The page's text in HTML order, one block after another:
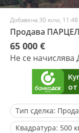
Добавена 30 юли, 11:48
Продава
65 000 €
Не се начислява
Тип сделка:
Квадратура: 500